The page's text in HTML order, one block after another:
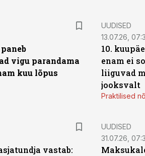
vigu parandama
kuu lõpus
UUDISED
13.07.26,
10.
enam ei
liiguvad
jooksvalt
Praktilised
vastab:
UUDISED
31.07.26,